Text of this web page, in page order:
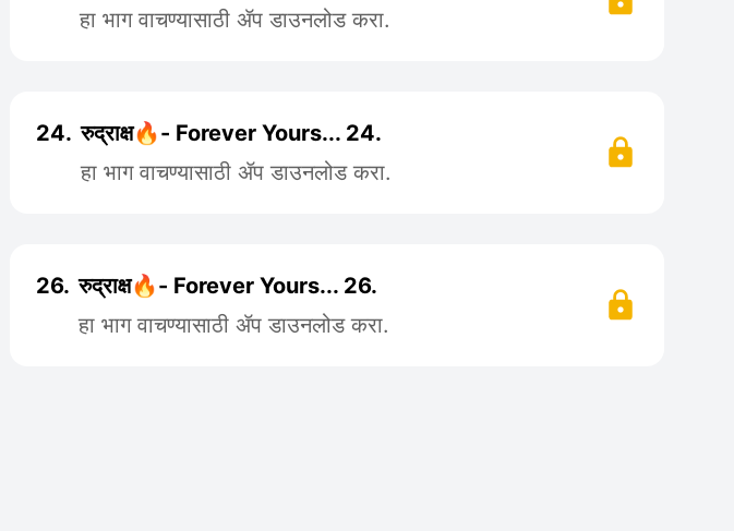
हा भाग वाचण्यासाठी ॲप डाउनलोड करा.
24. रुद्राक्ष🔥- Forever Yours... 24.
हा भाग वाचण्यासाठी ॲप डाउनलोड करा.
26. रुद्राक्ष🔥- Forever Yours... 26.
हा भाग वाचण्यासाठी ॲप डाउनलोड करा.